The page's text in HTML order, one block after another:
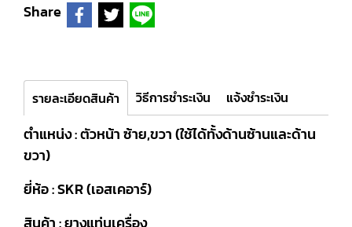
Share
รายละเอียดสินค้า วิธีการชำระเงิน แจ้งชำระเงิน
ตำแหน่ง : ตัวหน้า ซ้าย,ขวา (ใช้ได้ทั้งด้านซ้านและด้าน
ขวา)
ยี่ห้อ : SKR (เอสเคอาร์)
สินค้า : ยางแท่นเครื่อง